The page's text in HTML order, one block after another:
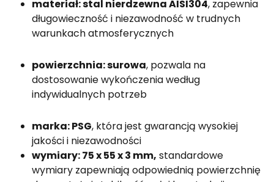
materiał: stal nierdzewna AISI304, zapewnia
długowieczność i niezawodność w trudnych
warunkach atmosferycznych
powierzchnia: surowa, pozwala na
dostosowanie wykończenia według
indywidualnych potrzeb
marka: PSG, która jest gwarancją wysokiej
jakości i niezawodności
wymiary: 75 x 55 x 3 mm, standardowe
wymiary zapewniają odpowiednią powierzchnię